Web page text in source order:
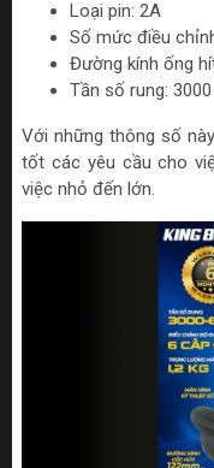
Loại pin: 2A
Số mức điều
Đường kính ống
Tần số rung:
Với những thông số
tốt các yêu cầu cho
việc nhỏ đến lớn.